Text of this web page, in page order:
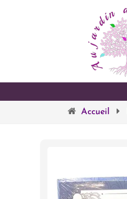
Accueil